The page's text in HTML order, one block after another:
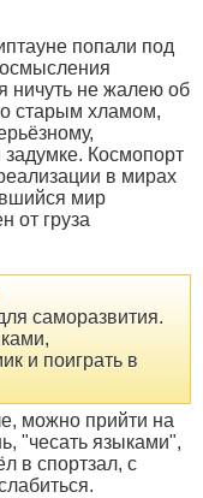
попали под
ничуть не жалею об
старым хламом,
Космопорт
в мирах
мир
от груза
саморазвития.
и поиграть в
можно прийти на
"чесать языками",
в спортзал, с